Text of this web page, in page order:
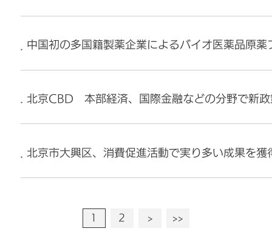
中国初の多国籍製薬企業によるバイオ医薬品原
北京CBD 本部経済、国際金融などの分野で新
北京市大興区、消費促進活動で実り多い成果を獲
1 2 > >>